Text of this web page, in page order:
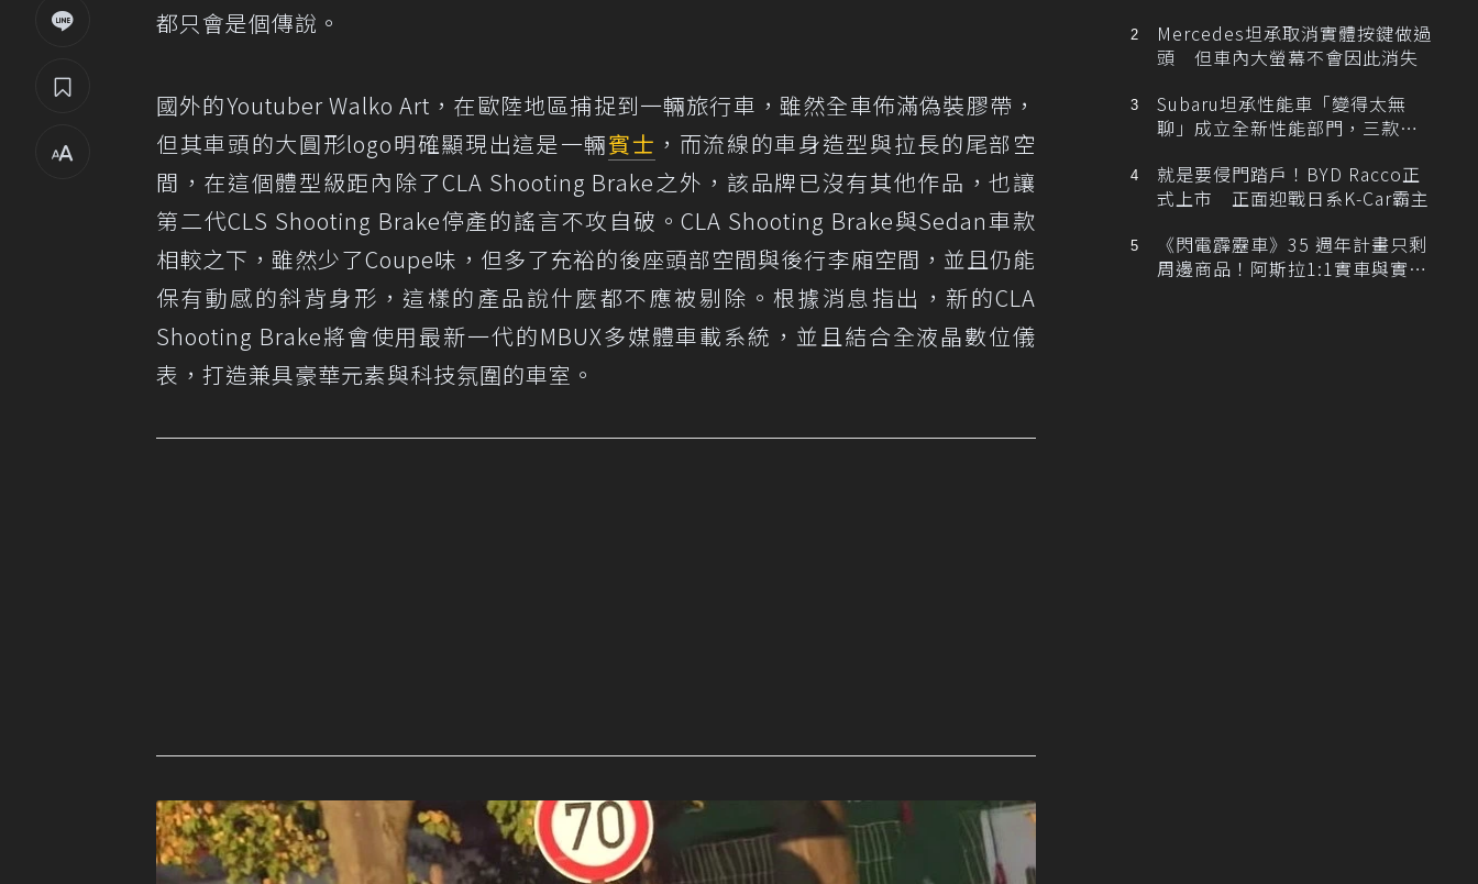
都只會是個傳說。
國外的Youtuber Walko Art，在歐陸地區捕捉到一輛旅行車，雖然全車佈滿偽裝膠帶，
但其車頭的大圓形logo明確顯現出這是一輛賓士 ，而流線的車身造型與拉長的尾部空
間，在這個體型級距內除了CLA Shooting Brake之外，該品牌已沒有其他作品，也讓
第二代CLS Shooting Brake停產的謠言不攻自破。CLA Shooting Brake與Sedan車款
相較之下，雖然少了Coupe味，但多了充裕的後座頭部空間與後行李廂空間，並且仍能
保有動感的斜背身形，這樣的產品說什麼都不應被剔除。根據消息指出，新的CLA
Shooting Brake將會使用最新一代的MBUX多媒體車載系統，並且結合全液晶數位儀
表，打造兼具豪華元素與科技氛圍的車室。
Mercedes坦承取消實體按鍵做過
頭 但車內大螢幕不會因此消失
Subaru坦承性能車「變得太無
聊」成立全新性能部門，三款手
就是要侵門踏戶！BYD Racco正
式上市 正面迎戰日系K-Car霸主
《閃電霹靂車》35 週年計畫只剩
周邊商品！阿斯拉1:1實車與實體